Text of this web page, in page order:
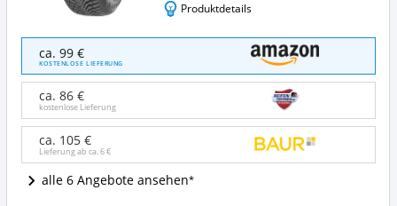
Produktdetails
Goodyear
UltraGrip
9-
195/65/R15
91H
Angebote:
dieser
Winterreifen
ca. 99 €
KOSTENLOSE LIEFERUNG
ca. 86 €
kostenlose Lieferung
ca. 105 €
Lieferung ab ca.6 €
alle 6 Angebote ansehen